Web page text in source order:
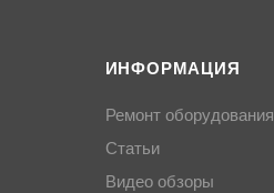
ИНФОРМАЦИЯ
Ремонт оборудования
Статьи
Видео обзоры